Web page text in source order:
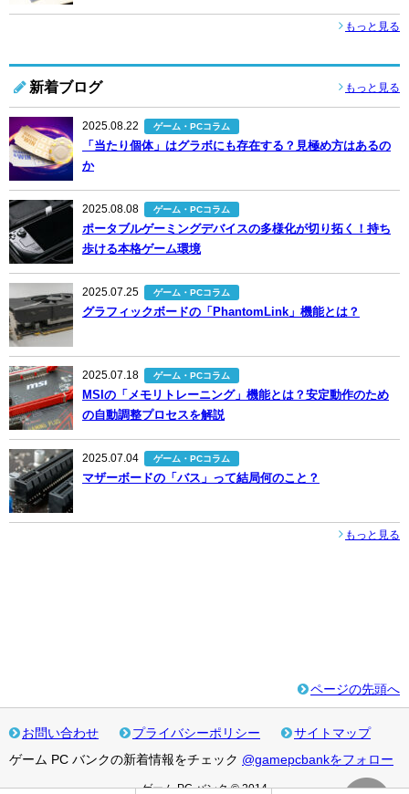
もっと見る
新着ブログ もっと見る
2025.08.22 ゲーム・PCコラム
「当たり個体」はグラボにも存在する？見極め方はあるの
か
2025.08.08 ゲーム・PCコラム
ポータブルゲーミングデバイスの多様化が切り拓く！持ち
歩ける本格ゲーム環境
2025.07.25 ゲーム・PCコラム
グラフィックボードの「PhantomLink」機能とは？
2025.07.18 ゲーム・PCコラム
MSIの「メモリトレーニング」機能とは？安定動作のため
の自動調整プロセスを解説
2025.07.04 ゲーム・PCコラム
マザーボードの「バス」って結局何のこと？
もっと見る
ページの先頭へ
お問い合わせ プライバシーポリシー
サイトマップ
ゲーム PC バンクの新着情報をチェック @gamepcbankをフォロー
ゲーム PC バンク © 2014